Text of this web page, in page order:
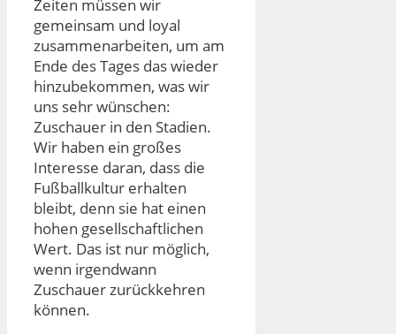
Zeiten müssen wir
gemeinsam und loyal
zusammenarbeiten, um am
Ende des Tages das wieder
hinzubekommen, was wir
uns sehr wünschen:
Zuschauer in den Stadien.
Wir haben ein großes
Interesse daran, dass die
Fußballkultur erhalten
bleibt, denn sie hat einen
hohen gesellschaftlichen
Wert. Das ist nur möglich,
wenn irgendwann
Zuschauer zurückkehren
können.